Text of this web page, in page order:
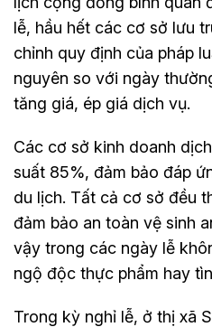
lễ, hầu hết các cơ sở lưu
chỉnh quy định của pháp
nguyên so với ngày
tăng giá, ép giá dịch vụ.
Các cơ sở kinh doanh
suất 85%, đảm bảo đáp
du lịch. Tất cả cơ sở đều
đảm bảo an toàn vệ sinh
vậy trong các ngày lễ
ngộ độc thực phẩm hay
Trong kỳ nghỉ lễ, ở thị xã